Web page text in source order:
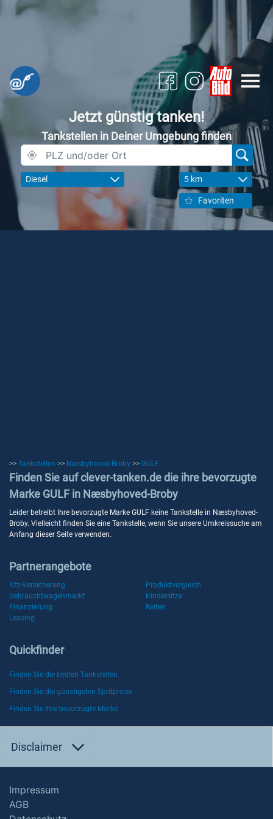
Jetzt günstig tanken!
Tankstellen in Deiner Umgebung finden
Diesel 5 km
Favoriten
>> Tankstellen >> Næsbyhoved-Broby >> GULF
Finden Sie auf clever-tanken.de die ihre bevorzugte
Marke GULF in Næsbyhoved-Broby
Leider betreibt Ihre bevorzugte Marke GULF keine Tankstelle in Næsbyhoved-
Broby. Vielleicht finden Sie eine Tankstelle, wenn Sie unsere Umkreissuche am
Anfang dieser Seite verwenden.
Partnerangebote
Kfz-Versicherung
Produktvergleich
Gebrauchtwagenmarkt
Kindersitze
Finanzierung
Reifen
Leasing
Quickfinder
Finden Sie die besten Tankstellen
Finden Sie die günstigsten Spritpreise
Finden Sie Ihre bevorzugte Marke
Disclaimer
Impressum
AGB